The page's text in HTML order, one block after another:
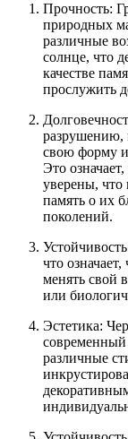
Прочность:
природных
различные
солнце, что
качестве
прослужить
разрушению,
свою форму
Это
уверены, что
память о их
поколений.
что
менять свой
или
Эстетика:
различные